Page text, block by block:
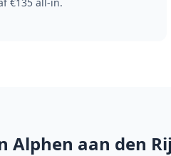
Alphen aan den